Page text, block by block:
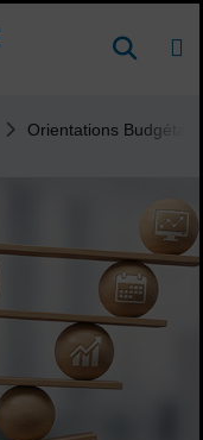
DE
Orientations